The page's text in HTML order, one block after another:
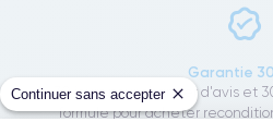
Continuer sans accepter
Garantie
30 jours pour changer d'avis et
formule pour acheter